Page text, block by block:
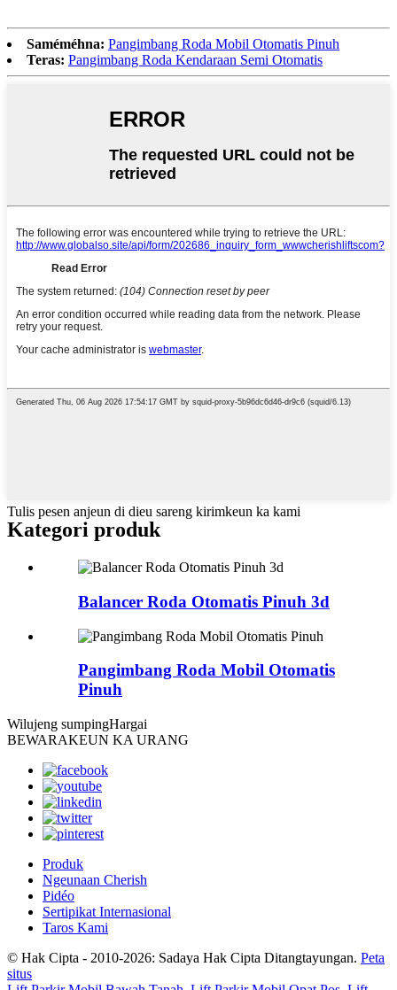
Saméméhna: Pangimbang Roda Mobil Otomatis Pinuh
Teras: Pangimbang Roda Kendaraan Semi Otomatis
Tulis pesen anjeun di dieu sareng kirimkeun ka kami
Kategori produk
Balancer Roda Otomatis Pinuh 3d
Pangimbang Roda Mobil Otomatis
Pinuh
Wilujeng sumpingHargai
BEWARAKEUN KA URANG
Produk
Ngeunaan Cherish
Pidéo
Sertipikat Internasional
Taros Kami
© Hak Cipta - 2010-2026: Sadaya Hak Cipta Ditangtayungan. Peta
situs